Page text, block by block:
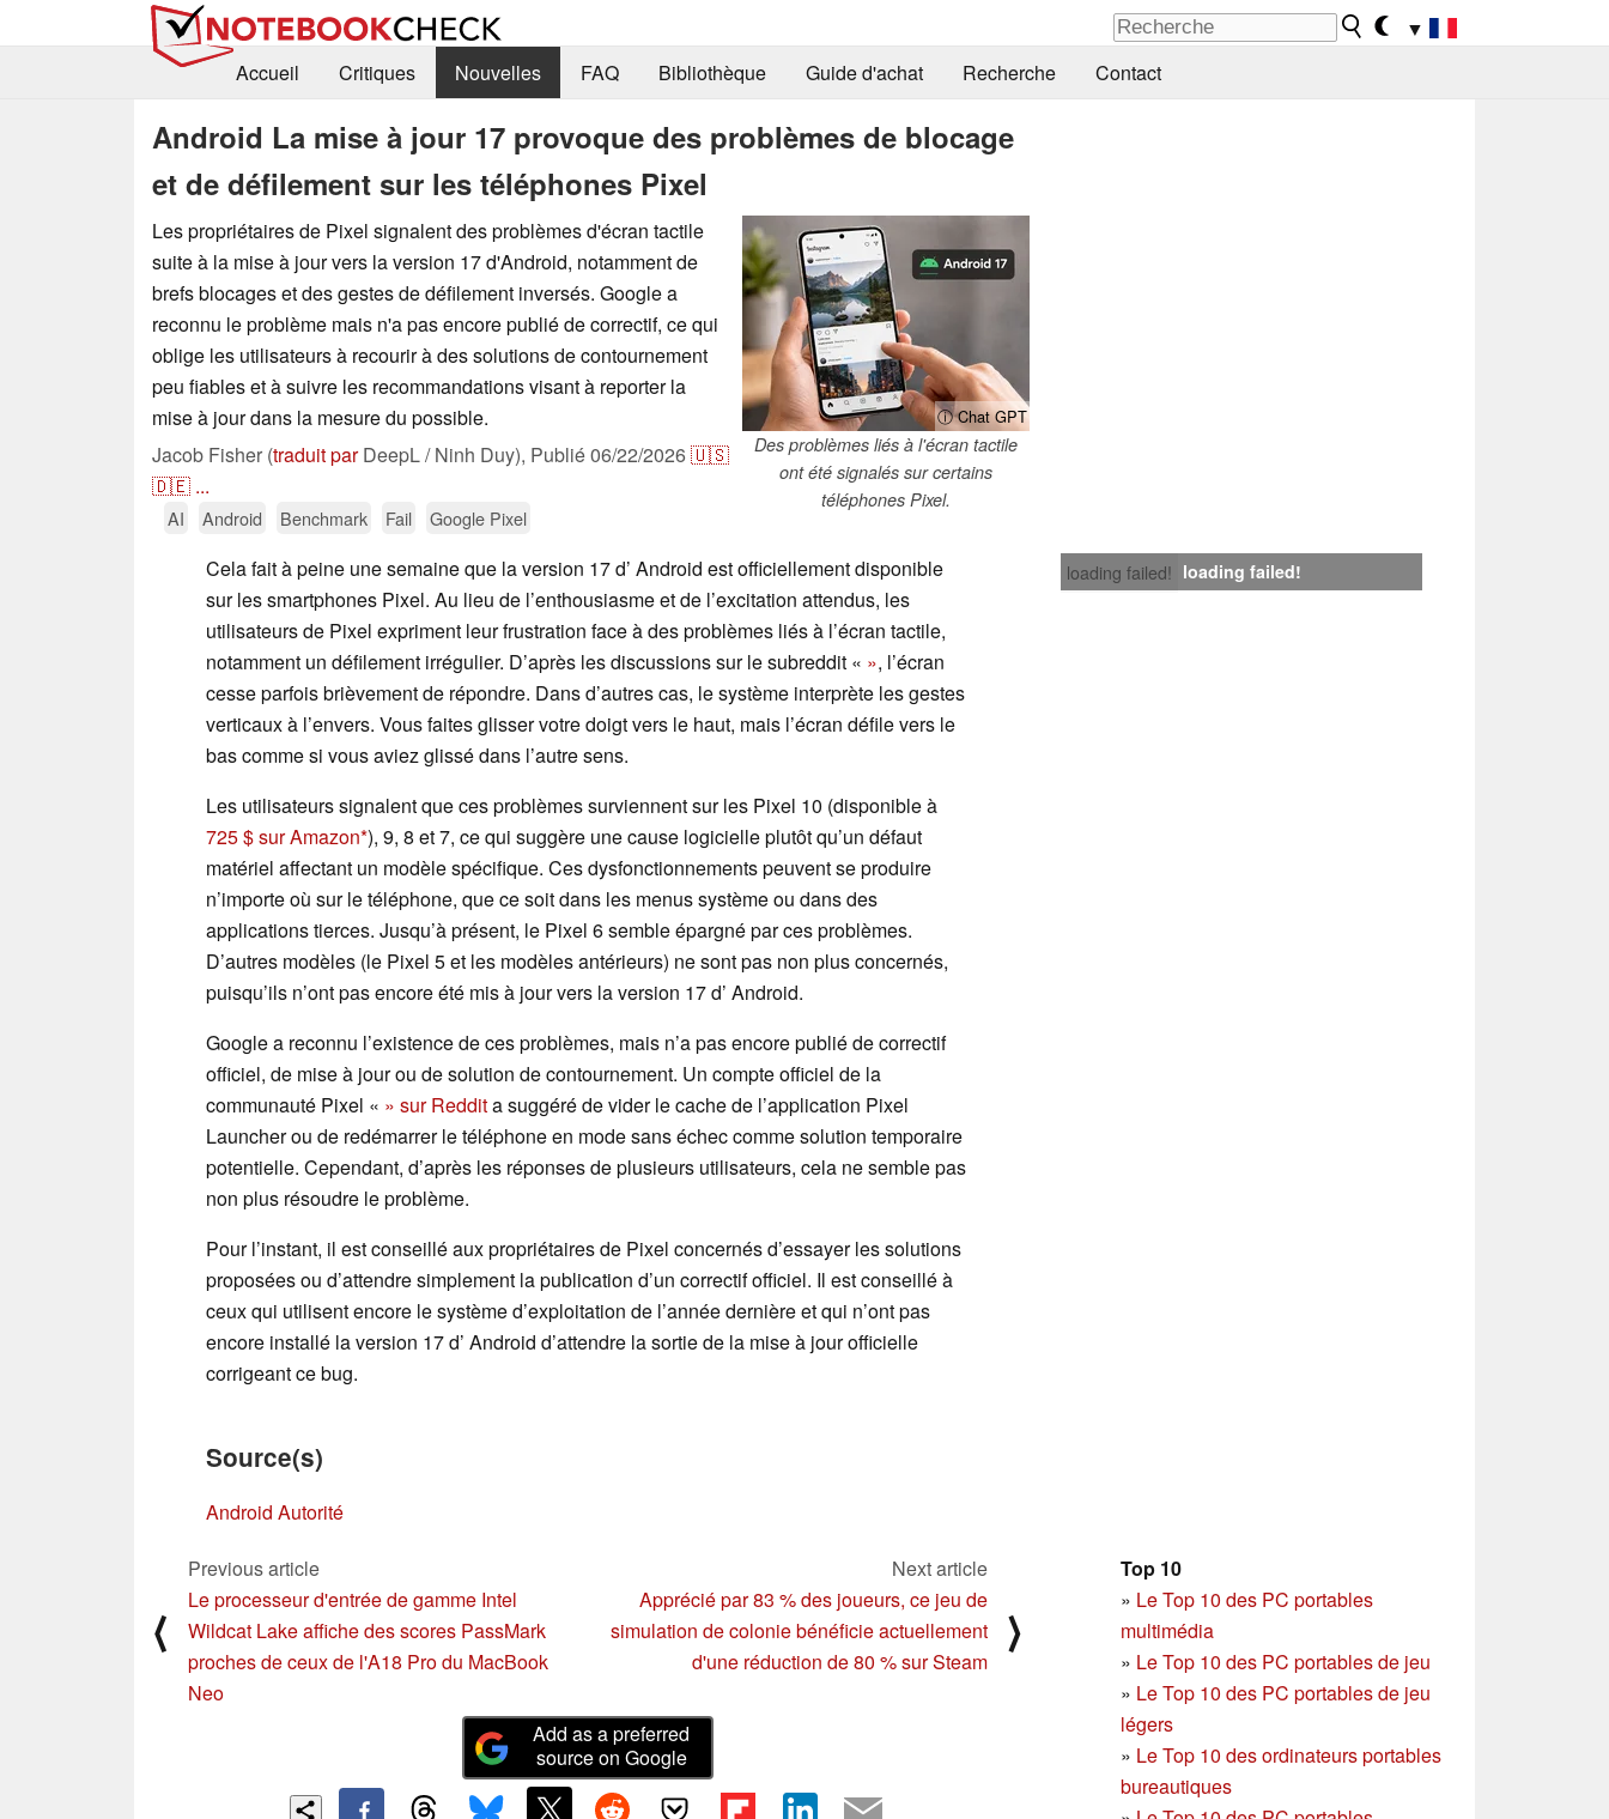
▼
Accueil
Critiques Nouvelles FAQ Bibliothèque Guide d'achat Recherche Contact
Android La mise à jour 17 provoque des problèmes de blocage
et de défilement sur les téléphones Pixel
ⓘ Chat GPT
Des problèmes liés à l'écran tactile
ont été signalés sur certains
téléphones Pixel.
Les propriétaires de Pixel signalent des problèmes d'écran tactile
suite à la mise à jour vers la version 17 d'Android, notamment de
brefs blocages et des gestes de défilement inversés. Google a
reconnu le problème mais n'a pas encore publié de correctif, ce qui
oblige les utilisateurs à recourir à des solutions de contournement
peu fiables et à suivre les recommandations visant à reporter la
mise à jour dans la mesure du possible.
Jacob Fisher (traduit parDeepL / Ninh Duy), Publié06/22/2026🇺🇸
🇩🇪 ...
AI Android Benchmark Fail Google Pixel
loading failed! loading failed!
Cela fait à peine une semaine que la version 17 d’ Android est officiellement disponible
sur les smartphones Pixel. Au lieu de l’enthousiasme et de l’excitation attendus, les
utilisateurs de Pixel expriment leur frustration face à des problèmes liés à l’écran tactile,
notamment un défilement irrégulier. D’après les discussions sur le subreddit « », l’écran
cesse parfois brièvement de répondre. Dans d’autres cas, le système interprète les gestes
verticaux à l’envers. Vous faites glisser votre doigt vers le haut, mais l’écran défile vers le
bas comme si vous aviez glissé dans l’autre sens.
Les utilisateurs signalent que ces problèmes surviennent sur les Pixel 10 (disponible à
725 $ sur Amazon ), 9, 8 et 7, ce qui suggère une cause logicielle plutôt qu’un défaut
matériel affectant un modèle spécifique. Ces dysfonctionnements peuvent se produire
n’importe où sur le téléphone, que ce soit dans les menus système ou dans des
applications tierces. Jusqu’à présent, le Pixel 6 semble épargné par ces problèmes.
D’autres modèles (le Pixel 5 et les modèles antérieurs) ne sont pas non plus concernés,
puisqu’ils n’ont pas encore été mis à jour vers la version 17 d’ Android.
Google a reconnu l’existence de ces problèmes, mais n’a pas encore publié de correctif
officiel, de mise à jour ou de solution de contournement. Un compte officiel de la
communauté Pixel « » sur Reddita suggéré de vider le cache de l’application Pixel
Launcher ou de redémarrer le téléphone en mode sans échec comme solution temporaire
potentielle. Cependant, d’après les réponses de plusieurs utilisateurs, cela ne semble pas
non plus résoudre le problème.
Pour l’instant, il est conseillé aux propriétaires de Pixel concernés d’essayer les solutions
proposées ou d’attendre simplement la publication d’un correctif officiel. Il est conseillé à
ceux qui utilisent encore le système d’exploitation de l’année dernière et qui n’ont pas
encore installé la version 17 d’ Android d’attendre la sortie de la mise à jour officielle
corrigeant ce bug.
Source(s)
Android Autorité
Top 10
» Le Top 10 des PC portables
multimédia
» Le Top 10 des PC portables de jeu
» Le Top 10 des PC portables de jeu
légers
» Le Top 10 des ordinateurs portables
bureautiques
⟨
Previous article
Le processeur d'entrée de gamme Intel
Wildcat Lake affiche des scores PassMark
proches de ceux de l'A18 Pro du MacBook
Neo
Next article
Apprécié par 83 % des joueurs, ce jeu de
simulation de colonie bénéficie actuellement
d'une réduction de 80 % sur Steam
⟩
Add as a preferred
source on Google